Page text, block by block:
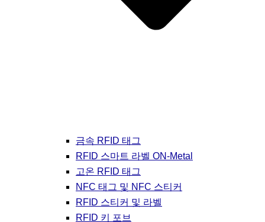
금속 RFID 태그
RFID 스마트 라벨 ON-Metal
고온 RFID 태그
NFC 태그 및 NFC 스티커
RFID 스티커 및 라벨
RFID 키 포브